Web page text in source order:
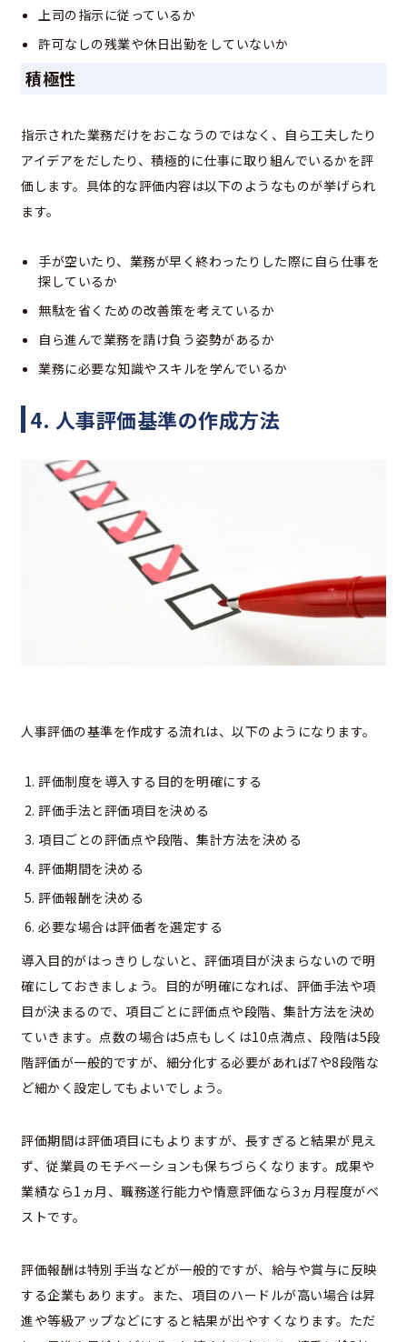
上司の指示に従っているか
許可なしの残業や休日出勤をしていないか
積極性
指示された業務だけをおこなうのではなく、自ら工夫したり
アイデアをだしたり、積極的に仕事に取り組んでいるかを評
価します。具体的な評価内容は以下のようなものが挙げられ
ます。
手が空いたり、業務が早く終わったりした際に自ら仕事を
探しているか
無駄を省くための改善策を考えているか
自ら進んで業務を請け負う姿勢があるか
業務に必要な知識やスキルを学んでいるか
4. 人事評価基準の作成方法
人事評価の基準を作成する流れは、以下のようになります。
評価制度を導入する目的を明確にする
評価手法と評価項目を決める
項目ごとの評価点や段階、集計方法を決める
評価期間を決める
評価報酬を決める
必要な場合は評価者を選定する
導入目的がはっきりしないと、評価項目が決まらないので明
確にしておきましょう。目的が明確になれば、評価手法や項
目が決まるので、項目ごとに評価点や段階、集計方法を決め
ていきます。点数の場合は5点もしくは10点満点、段階は5段
階評価が一般的ですが、細分化する必要があれば7や8段階な
ど細かく設定してもよいでしょう。
評価期間は評価項目にもよりますが、長すぎると結果が見え
ず、従業員のモチベーションも保ちづらくなります。成果や
業績なら1ヵ月、職務遂行能力や情意評価なら3ヵ月程度がベ
ストです。
評価報酬は特別手当などが一般的ですが、給与や賞与に反映
する企業もあります。また、項目のハードルが高い場合は昇
進や等級アップなどにすると結果が出やすくなります。ただ